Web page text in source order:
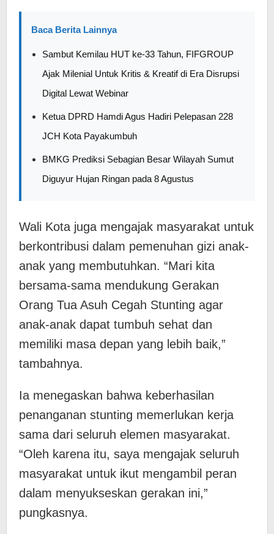
Baca Berita Lainnya
Sambut Kemilau HUT ke-33 Tahun, FIFGROUP
Ajak Milenial Untuk Kritis & Kreatif di Era Disrupsi
Digital Lewat Webinar
Ketua DPRD Hamdi Agus Hadiri Pelepasan 228
JCH Kota Payakumbuh
BMKG Prediksi Sebagian Besar Wilayah Sumut
Diguyur Hujan Ringan pada 8 Agustus
Wali Kota juga mengajak masyarakat untuk
berkontribusi dalam pemenuhan gizi anak-
anak yang membutuhkan. “Mari kita
bersama-sama mendukung Gerakan
Orang Tua Asuh Cegah Stunting agar
anak-anak dapat tumbuh sehat dan
memiliki masa depan yang lebih baik,”
tambahnya.
Ia menegaskan bahwa keberhasilan
penanganan stunting memerlukan kerja
sama dari seluruh elemen masyarakat.
“Oleh karena itu, saya mengajak seluruh
masyarakat untuk ikut mengambil peran
dalam menyukseskan gerakan ini,”
pungkasnya.